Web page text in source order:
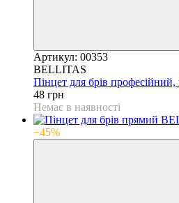
Артикул: 00353
BELLITAS
Пінцет для брів
48 грн
Немає в наявності
−45%